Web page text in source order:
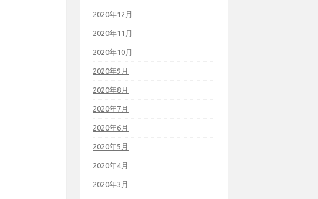
2020年12月
2020年11月
2020年10月
2020年9月
2020年8月
2020年7月
2020年6月
2020年5月
2020年4月
2020年3月